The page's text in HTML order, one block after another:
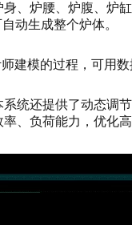
、炉腰、炉腹、炉
动生成整个炉体。
建模的过程，可用
统还提供了动态调
、负荷能力，优化